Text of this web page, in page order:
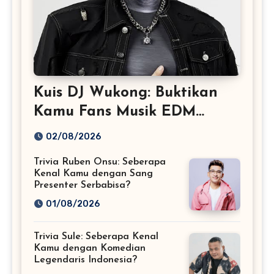
Kuis DJ Wukong: Buktikan
Kamu Fans Musik EDM
Sejati!
02/08/2026
Trivia Ruben Onsu: Seberapa
Kenal Kamu dengan Sang
Presenter Serbabisa?
01/08/2026
Trivia Sule: Seberapa Kenal
Kamu dengan Komedian
Legendaris Indonesia?